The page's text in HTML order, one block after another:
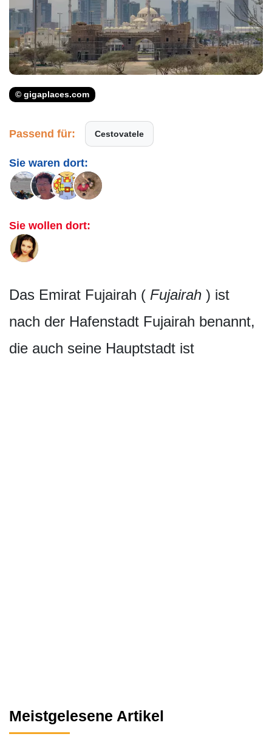
© gigaplaces.com
Passend für: Cestovatele
Sie waren dort:
Sie wollen dort:
Das Emirat Fujairah ( Fujairah ) ist
nach der Hafenstadt Fujairah benannt,
die auch seine Hauptstadt ist
Meistgelesene Artikel